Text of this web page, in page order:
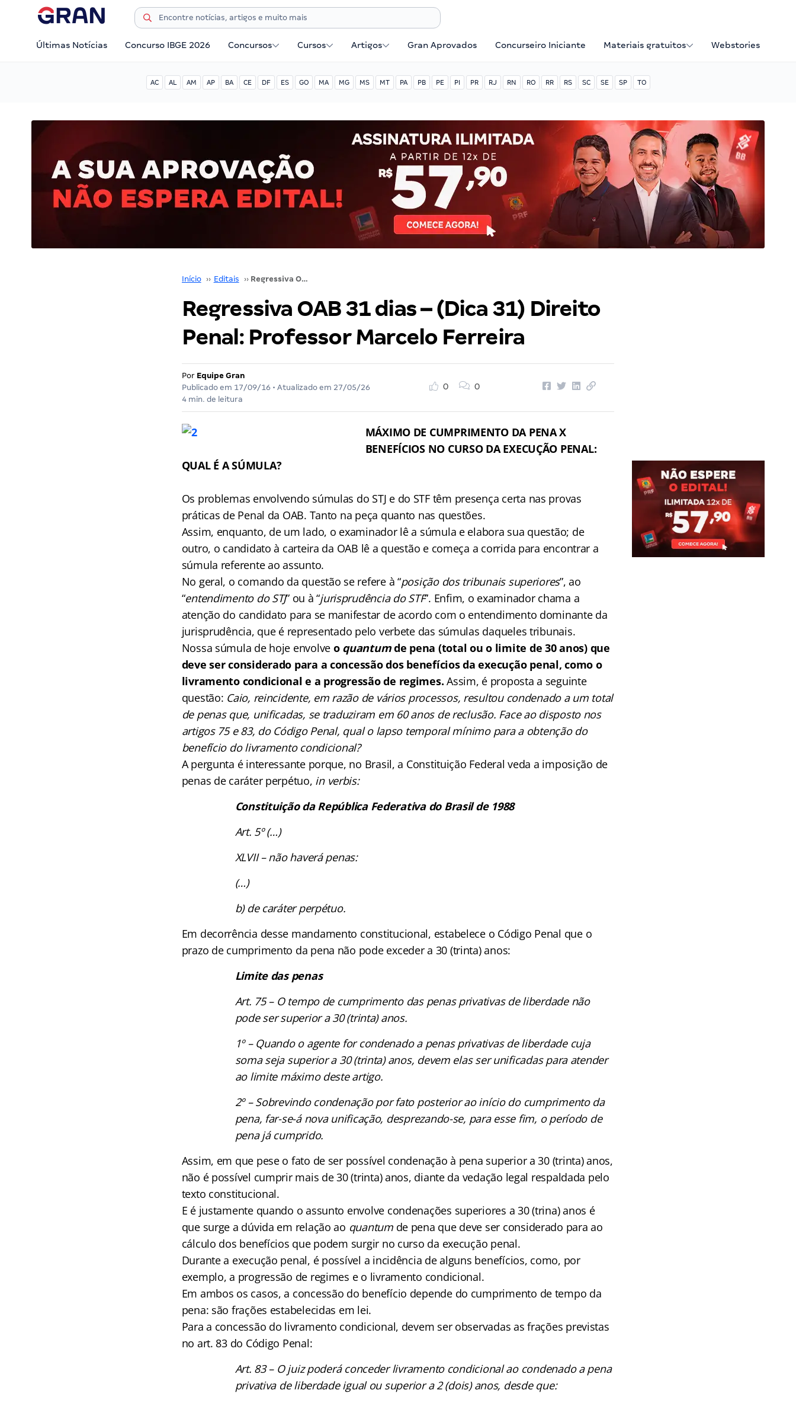
Últimas Notícias Concurso IBGE 2026 Concursos Cursos Artigos Gran Aprovados Concurseiro Iniciante Materiais gratuitos Webstories
AC AL AM AP BA CE DF ES GO MA MG MS MT PA PB PE PI PR RJ RN RO RR RS SC SE SP TO
Início ›› Editais ›› Regressiva OAB 31 dias – (Dica 31) Direito Penal: Professor Marcelo Ferreira
Regressiva OAB 31 dias – (Dica 31) Direito
Penal: Professor Marcelo Ferreira
Por Equipe Gran
Publicado em 17/09/16 • Atualizado em 27/05/26
4 min. de leitura
0 0
MÁXIMO DE CUMPRIMENTO DA PENA X
BENEFÍCIOS NO CURSO DA EXECUÇÃO PENAL:
QUAL É A SÚMULA?
Os problemas envolvendo súmulas do STJ e do STF têm presença certa nas provas
práticas de Penal da OAB. Tanto na peça quanto nas questões.
Assim, enquanto, de um lado, o examinador lê a súmula e elabora sua questão; de
outro, o candidato à carteira da OAB lê a questão e começa a corrida para encontrar a
súmula referente ao assunto.
No geral, o comando da questão se refere à “posição dos tribunais superiores”, ao
“entendimento do STJ” ou à “jurisprudência do STF”. Enfim, o examinador chama a
atenção do candidato para se manifestar de acordo com o entendimento dominante da
jurisprudência, que é representado pelo verbete das súmulas daqueles tribunais.
Nossa súmula de hoje envolve o quantumde pena (total ou o limite de 30 anos) que
deve ser considerado para a concessão dos benefícios da execução penal, como o
livramento condicional e a progressão de regimes. Assim, é proposta a seguinte
questão: Caio, reincidente, em razão de vários processos, resultou condenado a um total
de penas que, unificadas, se traduziram em 60 anos de reclusão. Face ao disposto nos
artigos 75 e 83, do Código Penal, qual o lapso temporal mínimo para a obtenção do
benefício do livramento condicional?
A pergunta é interessante porque, no Brasil, a Constituição Federal veda a imposição de
penas de caráter perpétuo, in verbis:
Constituição da República Federativa do Brasil de 1988
Art. 5º (…)
XLVII – não haverá penas:
(…)
b) de caráter perpétuo.
Em decorrência desse mandamento constitucional, estabelece o Código Penal que o
prazo de cumprimento da pena não pode exceder a 30 (trinta) anos:
Limite das penas
Art. 75 – O tempo de cumprimento das penas privativas de liberdade não
pode ser superior a 30 (trinta) anos.
1º – Quando o agente for condenado a penas privativas de liberdade cuja
soma seja superior a 30 (trinta) anos, devem elas ser unificadas para atender
ao limite máximo deste artigo.
2º – Sobrevindo condenação por fato posterior ao início do cumprimento da
pena, far-se-á nova unificação, desprezando-se, para esse fim, o período de
pena já cumprido.
Assim, em que pese o fato de ser possível condenação à pena superior a 30 (trinta) anos,
não é possível cumprir mais de 30 (trinta) anos, diante da vedação legal respaldada pelo
texto constitucional.
E é justamente quando o assunto envolve condenações superiores a 30 (trina) anos é
que surge a dúvida em relação ao quantumde pena que deve ser considerado para ao
cálculo dos benefícios que podem surgir no curso da execução penal.
Durante a execução penal, é possível a incidência de alguns benefícios, como, por
exemplo, a progressão de regimes e o livramento condicional.
Em ambos os casos, a concessão do benefício depende do cumprimento de tempo da
pena: são frações estabelecidas em lei.
Para a concessão do livramento condicional, devem ser observadas as frações previstas
no art. 83 do Código Penal:
Art. 83 – O juiz poderá conceder livramento condicional ao condenado a pena
privativa de liberdade igual ou superior a 2 (dois) anos, desde que: